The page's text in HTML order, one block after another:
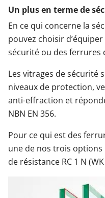
Un plus en terme de
En ce qui concerne la
pouvez choisir
sécurité ou des ferrures
Les vitrages de sécurité
niveaux de protection,
anti-effraction et
NBN EN 356.
Pour ce qui est des
une de nos trois options
de résistance RC 1 N